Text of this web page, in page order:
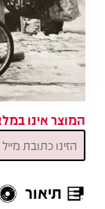
המוצר אינו
תיאור